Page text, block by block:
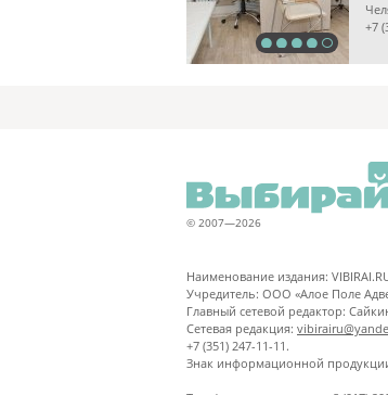
+7
© 2007—2026
Наименование издания:
Учредитель: ООО «Алое Поле
Главный сетевой редактор:
Сетевая редакция:
+7 (351) 247-11-11.
Знак информационной